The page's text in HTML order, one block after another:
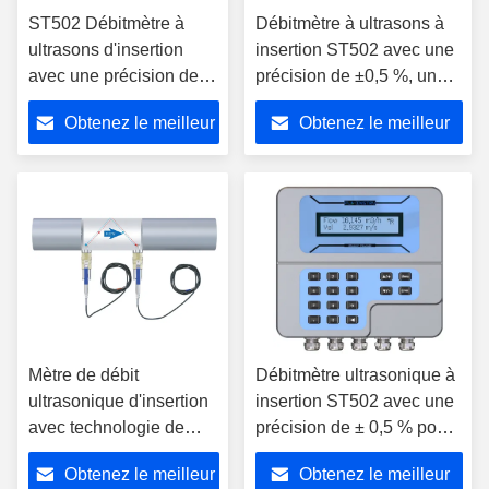
ST502 Débitmètre à
ultrasons d'insertion
avec une précision de
±0,5% pour les tuyaux
de taille DN25 à
DN5000 et une
Obtenez le meilleur
Débitmètre à ultrasons à
insertion ST502 avec une
précision de ±0,5 %, un
boîtier IP65 et une
communication RS485
Obtenez le meilleur
Mètre de débit
ultrasonique d'insertion
avec technologie de
temps de transit, boîtier
IP65 et communication
Obtenez le meilleur
Débitmètre ultrasonique à
insertion ST502 avec une
précision de ± 0,5 % pour
les tuyaux de taille DN25-
DN5000 et le boîtier IP65
Obtenez le meilleur